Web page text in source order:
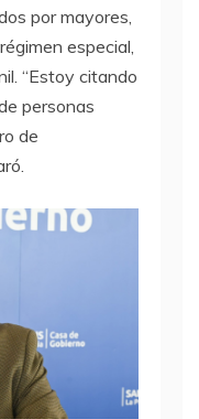
por mayores,
especial,
“Estoy citando
personas
de